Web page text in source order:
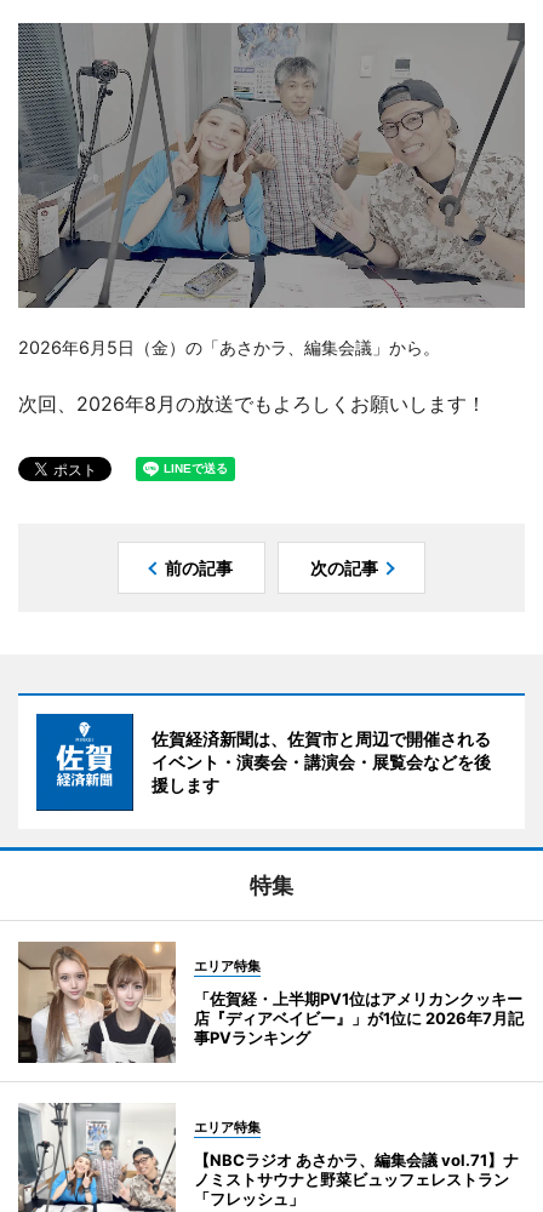
2026年6月5日（金）の「あさかラ、編集会議」から。
次回、2026年8月の放送でもよろしくお願いします！
前の記事 次の記事
佐賀経済新聞は、佐賀市と周辺で開催される
イベント・演奏会・講演会・展覧会などを後
援します
特集
エリア特集
「佐賀経・上半期PV1位はアメリカンクッキー
店『ディアベイビー』」が1位に 2026年7月記
事PVランキング
エリア特集
【NBCラジオ あさかラ、編集会議 vol.71】ナ
ノミストサウナと野菜ビュッフェレストラン
「フレッシュ」